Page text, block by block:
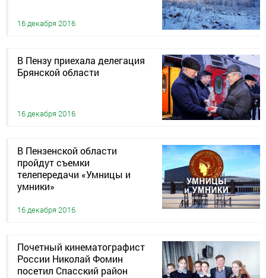
16 декабря 2016
В Пензу приехала делегация
Брянской области
16 декабря 2016
В Пензенской области
пройдут съемки
телепередачи «Умницы и
умники»
16 декабря 2016
Почетный кинематографист
России Николай Фомин
посетил Спасский район